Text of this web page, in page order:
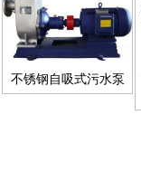
不锈钢自吸式污水泵